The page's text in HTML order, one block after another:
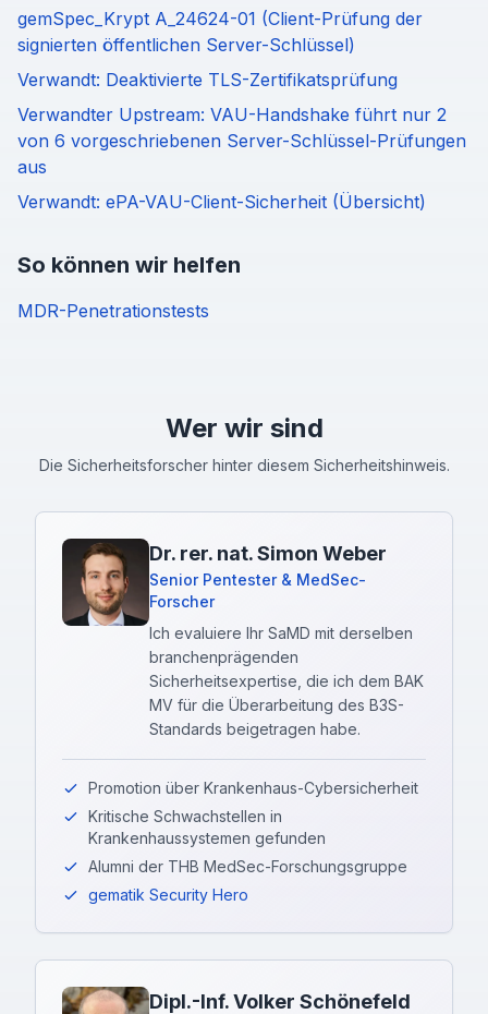
gemSpec_Krypt A_24624-01 (Client-Prüfung der
signierten öffentlichen Server-Schlüssel)
Verwandt: Deaktivierte TLS-Zertifikatsprüfung
Verwandter Upstream: VAU-Handshake führt nur 2
von 6 vorgeschriebenen Server-Schlüssel-Prüfungen
aus
Verwandt: ePA-VAU-Client-Sicherheit (Übersicht)
So können wir helfen
MDR-Penetrationstests
Wer wir sind
Die Sicherheitsforscher hinter diesem Sicherheitshinweis.
Dr. rer. nat. Simon Weber
Senior Pentester & MedSec-
Forscher
Ich evaluiere Ihr SaMD mit derselben
branchenprägenden
Sicherheitsexpertise, die ich dem BAK
MV für die Überarbeitung des B3S-
Standards beigetragen habe.
Promotion über Krankenhaus-Cybersicherheit
Kritische Schwachstellen in
Krankenhaussystemen gefunden
Alumni der THB MedSec-Forschungsgruppe
gematik Security Hero
Dipl.-Inf. Volker Schönefeld